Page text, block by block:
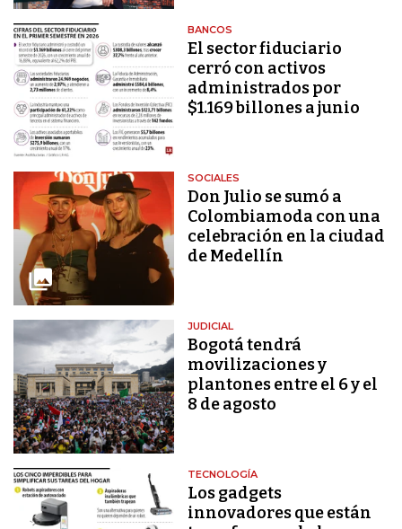
BANCOS
El sector fiduciario
cerró con activos
administrados por
$1.169 billones a junio
SOCIALES
Don Julio se sumó a
Colombiamoda con una
celebración en la ciudad
de Medellín
JUDICIAL
Bogotá tendrá
movilizaciones y
plantones entre el 6 y el
8 de agosto
TECNOLOGÍA
Los gadgets
innovadores que están